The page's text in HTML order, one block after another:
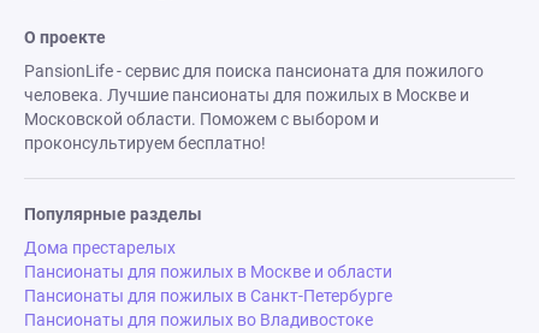
О проекте
PansionLife - сервис для поиска пансионата для пожилого
человека. Лучшие пансионаты для пожилых в Москве и
Московской области. Поможем с выбором и
проконсультируем бесплатно!
Популярные разделы
Дома престарелых
Пансионаты для пожилых в Москве и области
Пансионаты для пожилых в Санкт-Петербурге
Пансионаты для пожилых во Владивостоке